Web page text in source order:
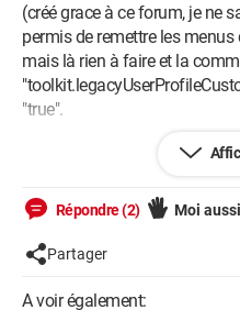
(créé grace à ce forum, je ne
permis de remettre les
mais là rien à faire et la
"true".
Des idées pour ravoir les
Merci
Windows / Firefox 115.0
Répondre (2) Moi aussi
Partager
A voir également: